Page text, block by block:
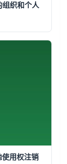
组织和个人
用权注销